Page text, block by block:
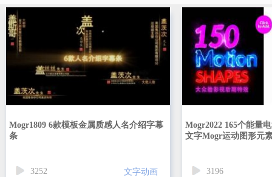
Mogr1809 6款模板金属质感人名介绍字幕
条
3252 文字动画
Mogr2022 165个能量
文字Mogr运动图形元
3196